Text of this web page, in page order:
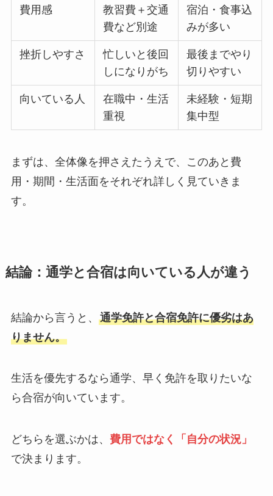
費用感
教習費＋交通
費など別途
宿泊・食事込
みが多い
挫折しやすさ
忙しいと後回
しになりがち
最後までやり
切りやすい
向いている人
在職中・生活
重視
未経験・短期
集中型
まずは、全体像を押さえたうえで、このあと費
用・期間・生活面をそれぞれ詳しく見ていきま
す。
結論：通学と合宿は向いている人が違う
結論から言うと、 通学免許と合宿免許に優劣はあ
りません。
生活を優先するなら通学、早く免許を取りたいな
ら合宿が向いています。
どちらを選ぶかは、 費用ではなく「自分の状況」
で決まります。